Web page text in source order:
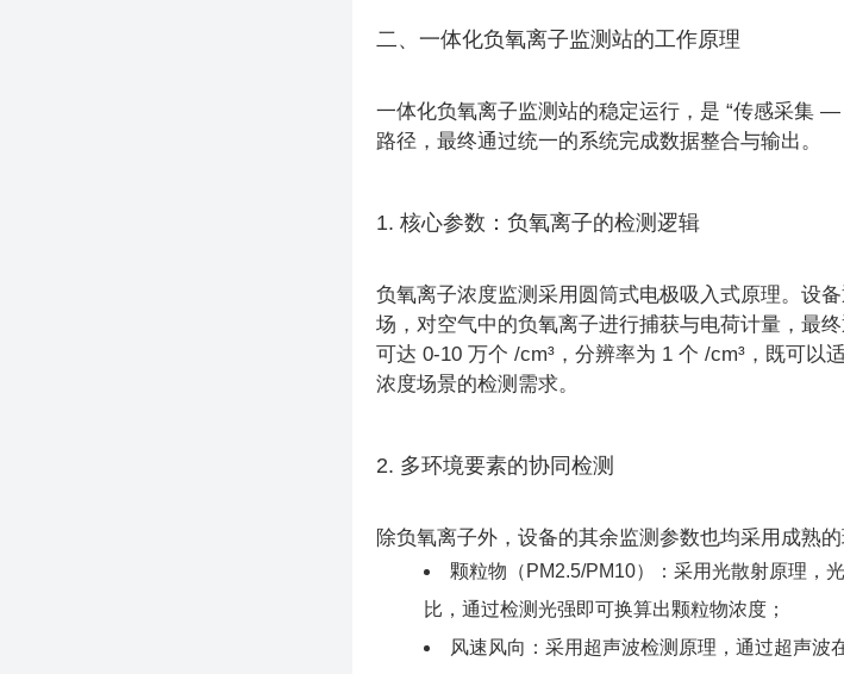
二、一体化负氧离子监测站的工作原理
一体化负氧离子监测站的稳定运行，是 “传感采集
路径，最终通过统一的系统完成数据整合与输出。
1. 核心参数：负氧离子的检测逻辑
负氧离子浓度监测采用圆筒式电极吸入式原理。设
场，对空气中的负氧离子进行捕获与电荷计量，最
可达 0-10 万个 /cm³，分辨率为 1 个 /cm³，既可
浓度场景的检测需求。
2. 多环境要素的协同检测
除负氧离子外，设备的其余监测参数也均采用成熟
颗粒物（PM2.5/PM10）：采用光散射原理，
比，通过检测光强即可换算出颗粒物浓度；
风速风向：采用超声波检测原理，通过超声